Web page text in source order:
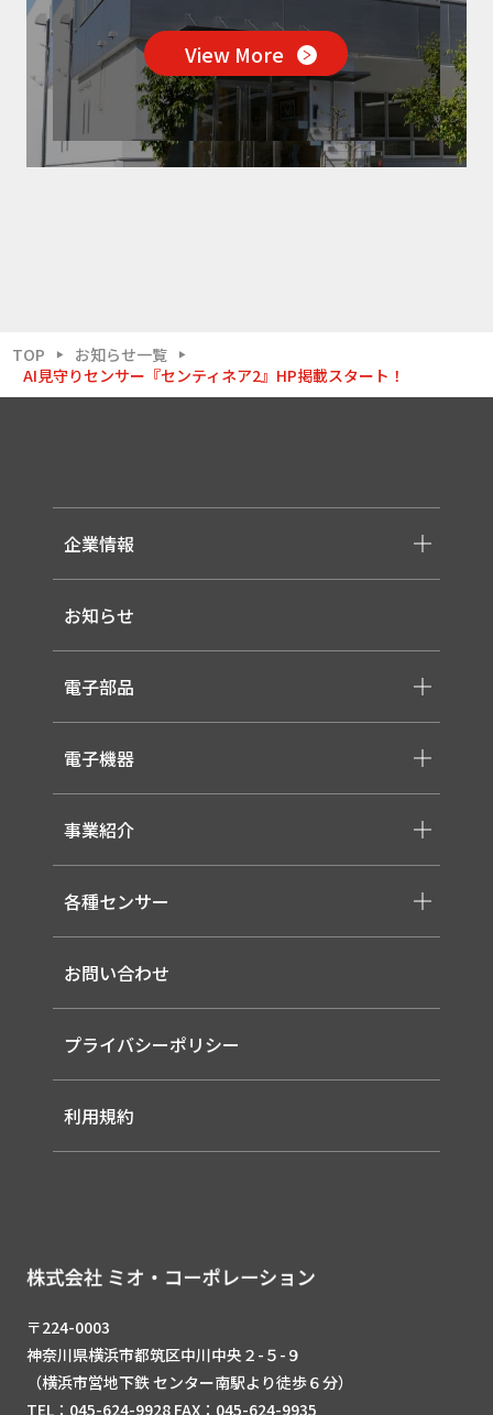
View More
TOP ▶ お知らせ一覧 ▶
AI見守りセンサー『センティネア2』HP掲載スタート！
〒224-0003
神奈川県横浜市都筑区中川中央２-５-９
（横浜市営地下鉄 センター南駅より徒歩６分）
TEL：045-624-9928 FAX：045-624-9935
企業情報
-メッセージ・理念
-会社概要
-採用情報
お知らせ
電子部品
-スイッチ ・ジャック ・コネクタ・LED
-ケーブル・ハーネス・FFC
-医療用 ACアダプター
-各種モジュール
-取り扱いメーカー一覧
電子機器
-低温用LED照明
-直管形LEDランプ
-高天井LED
-LED信号灯
-ソーラー式LED 照明灯
-ルーター（LTE / Wi-Fiルーター）
事業紹介
-サービス概要
-事業領域
-EMS
各種センサー
-バイタルセンサー
-AIセンサー
お問い合わせ
プライバシーポリシー
利用規約